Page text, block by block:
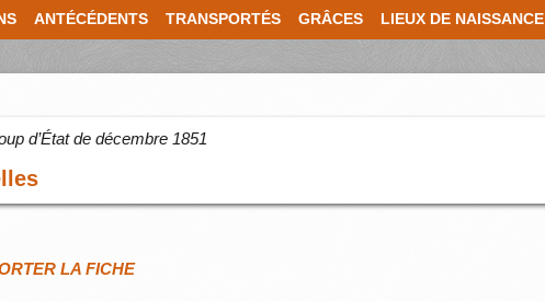
ANTÉCÉDENTS TRANSPORTÉS GRÂCES LIEUX DE NAISSANCE
d’État de décembre 1851
LA FICHE